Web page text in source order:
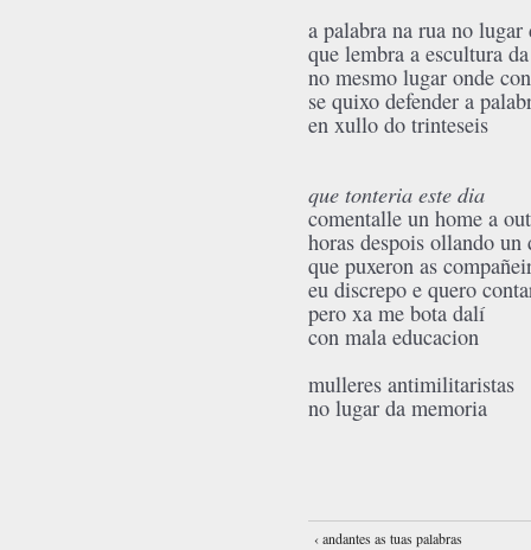
a palabra na rua no lugar
que lembra a escultura
no mesmo lugar onde
se quixo defender a
en xullo do trinteseis
que tonteria este dia
comentalle un home a
horas despois ollando un
que puxeron as
eu discrepo e quero
pero xa me bota dalí
con mala educacion
mulleres antimilitaristas
no lugar da memoria
‹ andantes as tuas palabras